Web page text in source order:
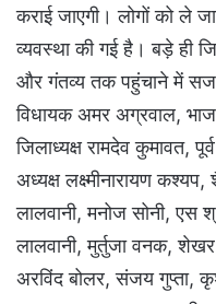
कराई जाएगी। लोगों को ले
व्यवस्था की गई है। बड़े ही
और गंतव्य तक पहुंचाने में
विधायक अमर अग्रवाल,
जिलाध्यक्ष रामदेव कुमावत,
अध्यक्ष लक्ष्मीनारायण
लालवानी, मनोज सोनी, एस
लालवानी, मुर्तुजा वनक,
अरविंद बोलर, संजय गुप्ता,